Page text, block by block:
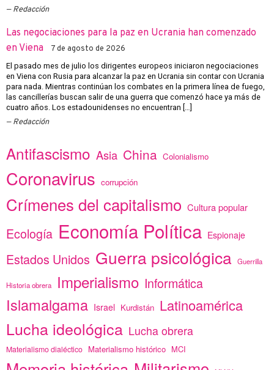
Redacción
Las negociaciones para la paz en Ucrania han comenzado
en Viena
7 de agosto de 2026
El pasado mes de julio los dirigentes europeos iniciaron negociaciones
en Viena con Rusia para alcanzar la paz en Ucrania sin contar con Ucrania
para nada. Mientras continúan los combates en la primera línea de fuego,
las cancillerías buscan salir de una guerra que comenzó hace ya más de
cuatro años. Los estadounidenses no encuentran […]
Redacción
Antifascismo Asia China Colonialismo
Coronavirus corrupción
Crímenes del capitalismo Cultura popular
Ecología Economía Política Espionaje
Estados Unidos Guerra psicológica Guerrilla
Historia obrera Imperialismo Informática
Islamalgama Israel Kurdistán Latinoamérica
Lucha ideológica Lucha obrera
Materialismo dialéctico Materialismo histórico MCI